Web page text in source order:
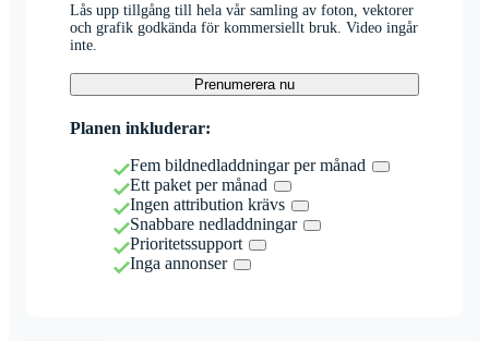
Lås upp tillgång till hela vår samling av foton, vektorer
och grafik godkända för kommersiellt bruk. Video ingår
inte.
Prenumerera nu
Planen inkluderar:
Fem bildnedladdningar per månad
Ett paket per månad
Ingen attribution krävs
Snabbare nedladdningar
Prioritetssupport
Inga annonser